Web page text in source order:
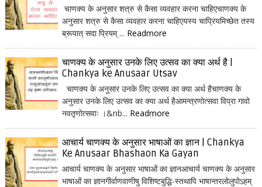
चाणक्य के अनुसार शत्रु से कैसा व्यवहार करना चाहिएचाणक्य के
अनुसार शत्रु से कैसा व्यवहार करना चाहिएयस्य चाप्रियमिच्छेत तस्य
ब्रूयात् सदा प्रियम् ... Readmore
चाणक्य के अनुसार उनके लिए उत्सव का क्या अर्थ है |
Chankya ke Anusaar Utsav
चाणक्य के अनुसार उनके लिए उत्सव का क्या अर्थ हैचाणक्य के
अनुसार उनके लिए उत्सव का क्या अर्थ हैआमन्त्रणोत्सवा विप्रा गावो
नवतृणोत्सवाः ।&nb... Readmore
आचार्य चाणक्य के अनुसार भाषाओं का ज्ञान | Chankya
Ke Anusaar Bhashaon Ka Gayan
आचार्य चाणक्य के अनुसार भाषाओं का ज्ञानआचार्य चाणक्य के अनुसार
भाषाओं का ज्ञानगीर्वाणवाणीषु विशिष्टबुद्धि-स्तथापि भाषान्तरलोलुपोऽहम्